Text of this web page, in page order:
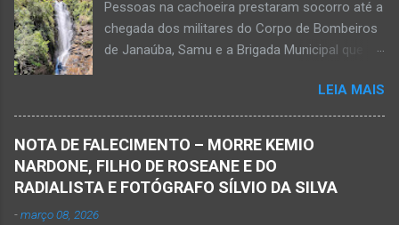
Pessoas na cachoeira prestaram socorro até a
chegada dos militares do Corpo de Bombeiros
de Janaúba, Samu e a Brigada Municipal que
resistiu e foi a óbito Foto álbum pessoal Kauan
Pereira Alves publicou em sua rede social a
foto em que apreciava a Cachoeira Maria Rosa,
em Mato Verde, pouco tempo antes de se
afogar e depois vir a óbito nesta terça-feira, dia
LEIA MAIS
NOTA DE FALECIMENTO – MORRE KEMIO
NARDONE, FILHO DE ROSEANE E DO
RADIALISTA E FOTÓGRAFO SÍLVIO DA SILVA
-março 08, 2026